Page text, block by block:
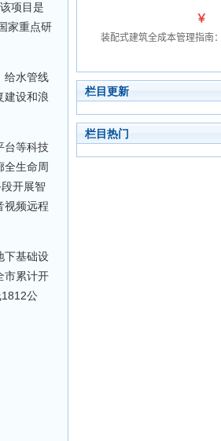
项目是
家重点研
给水管线
建设和浪
台等科技
全生命周
开展智
视频远程
下基础设
市累计开
公
栏目更新
栏目热门